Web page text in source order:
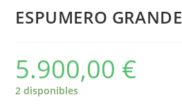
ESPUMERO GRANDE
5.900,00 €
2 disponibles